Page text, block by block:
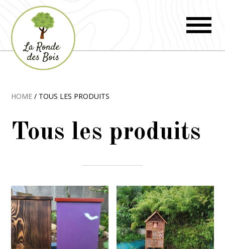
HOME / TOUS LES PRODUITS
Tous les produits